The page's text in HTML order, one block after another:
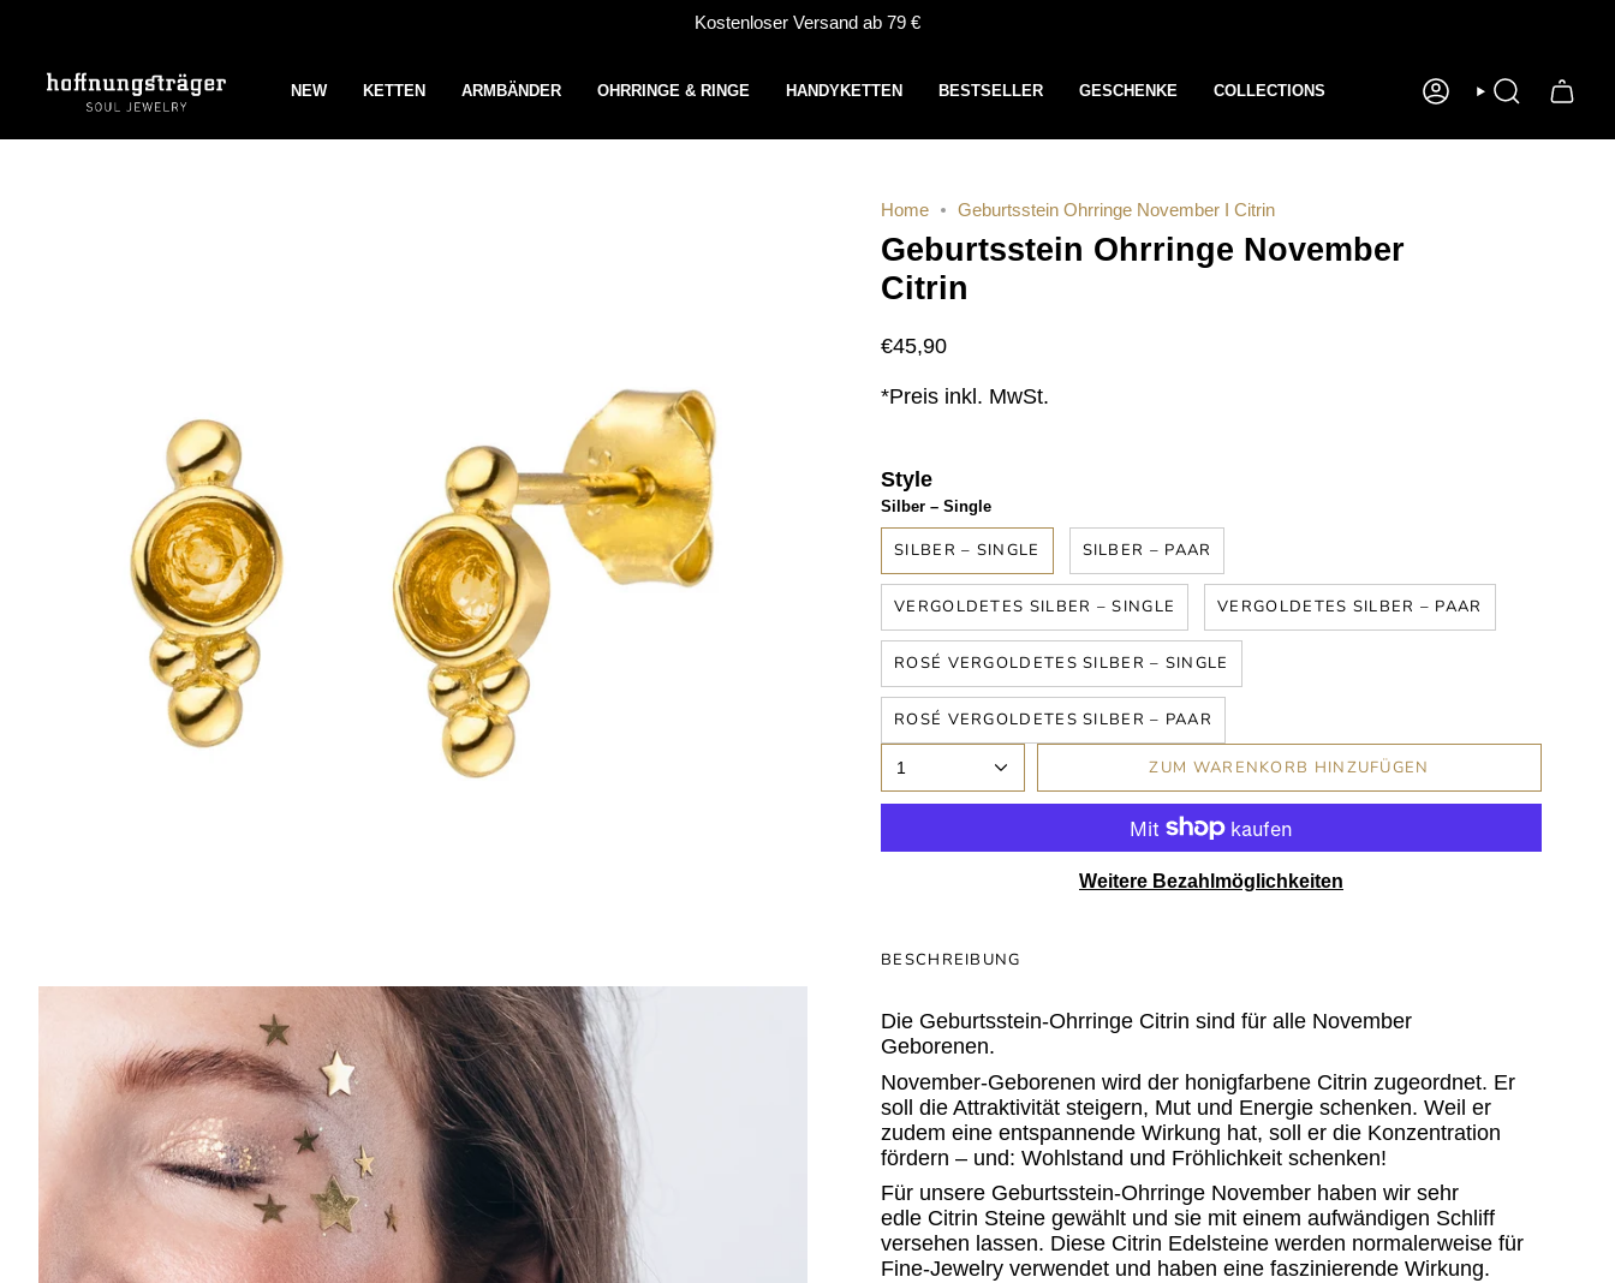
Kostenloser Versand ab 79 €
NEW KETTEN ARMBÄNDER OHRRINGE & RINGE HANDYKETTEN BESTSELLER GESCHENKE COLLECTIONS KONTO SUCHE
Home Geburtsstein Ohrringe November I Citrin
Geburtsstein Ohrringe November
Citrin
€45,90
*Preis inkl. MwSt.
Style
Silber – Single
SILBER – SINGLE SILBER – PAAR
VERGOLDETES SILBER – SINGLE VERGOLDETES SILBER – PAAR
ROSÉ VERGOLDETES SILBER – SINGLE
ROSÉ VERGOLDETES SILBER – PAAR
1 ZUM WARENKORB HINZUFÜGEN
Weitere Bezahlmöglichkeiten
BESCHREIBUNG
Die Geburtsstein-Ohrringe Citrin sind für alle November
Geborenen.
November-Geborenen wird der honigfarbene Citrin zugeordnet. Er
soll die Attraktivität steigern, Mut und Energie schenken. Weil er
zudem eine entspannende Wirkung hat, soll er die Konzentration
fördern – und: Wohlstand und Fröhlichkeit schenken!
Für unsere Geburtsstein-Ohrringe November haben wir sehr
edle Citrin Steine gewählt und sie mit einem aufwändigen Schliff
versehen lassen. Diese Citrin Edelsteine werden normalerweise für
Fine-Jewelry verwendet und haben eine faszinierende Wirkung.